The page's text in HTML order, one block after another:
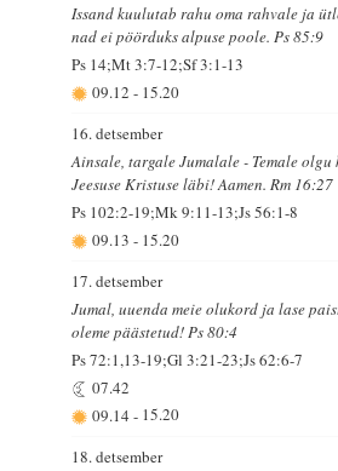
Issand kuulutab rahu oma rahvale ja
nad ei pöörduks alpuse poole. Ps 85:9
Ps 14;Mt 3:7-12;Sf 3:1-13
09.12- 15.20
16. detsember
Ainsale, targale Jumalale - Temale
Jeesuse Kristuse läbi! Aamen. Rm 16:27
Ps 102:2-19;Mk 9:11-13;Js 56:1-8
09.13- 15.20
17. detsember
Jumal, uuenda meie olukord ja lase
oleme päästetud! Ps 80:4
Ps 72:1,13-19;Gl 3:21-23;Js 62:6-7
07.42
09.14- 15.20
18. detsember